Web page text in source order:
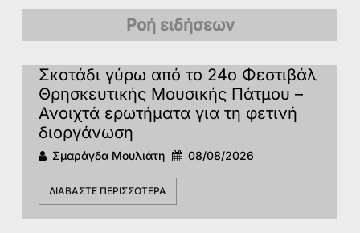
Ροή ειδήσεων
Σκοτάδι γύρω από το 24ο Φεστιβάλ
Θρησκευτικής Μουσικής Πάτμου –
Ανοιχτά ερωτήματα για τη φετινή
διοργάνωση
Σμαράγδα Μουλιάτη 08/08/2026
ΔΙΑΒΆΣΤΕ ΠΕΡΙΣΣΌΤΕΡΑ